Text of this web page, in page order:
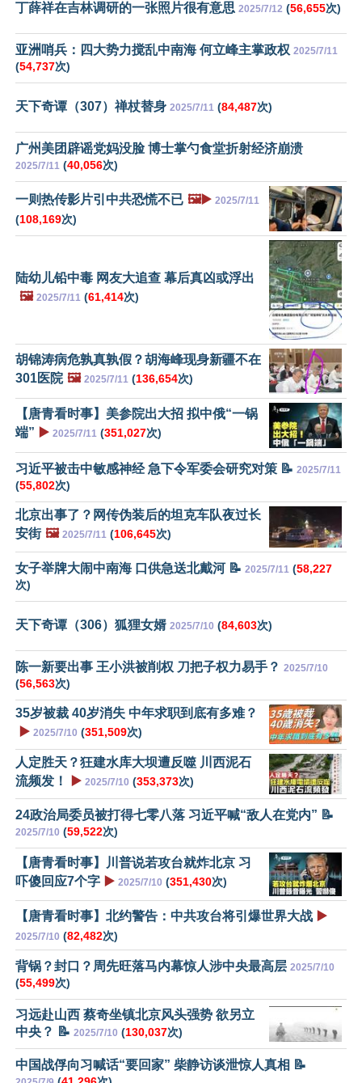
丁薛祥在吉林调研的一张照片很有意思 2025/7/12 (56,655次)
亚洲哨兵：四大势力搅乱中南海 何立峰主掌政权 2025/7/11
(54,737次)
天下奇谭（307）禅杖替身 2025/7/11 (84,487次)
广州美团辟谣党妈没脸 博士掌勺食堂折射经济崩溃
2025/7/11 (40,056次)
一则热传影片引中共恐慌不已 🖼️▶️ 2025/7/11
(108,169次)
陆幼儿铅中毒 网友大追查 幕后真凶或浮出
🖼️ 2025/7/11 (61,414次)
胡锦涛病危孰真孰假？胡海峰现身新疆不在
301医院 🖼️ 2025/7/11 (136,654次)
【唐青看时事】美参院出大招 拟中俄“一锅
端” ▶️ 2025/7/11 (351,027次)
习近平被击中敏感神经 急下令军委会研究对策 📝 2025/7/11
(55,802次)
北京出事了？网传伪装后的坦克车队夜过长
安街 🖼️ 2025/7/11 (106,645次)
女子举牌大闹中南海 口供急送北戴河 📝 2025/7/11 (58,227
次)
天下奇谭（306）狐狸女婿 2025/7/10 (84,603次)
陈一新要出事 王小洪被削权 刀把子权力易手？ 2025/7/10
(56,563次)
35岁被裁 40岁消失 中年求职到底有多难？
▶️ 2025/7/10 (351,509次)
人定胜天？狂建水库大坝遭反噬 川西泥石
流频发！
▶️ 2025/7/10 (353,373次)
24政治局委员被打得七零八落 习近平喊“敌人在党内” 📝
2025/7/10 (59,522次)
【唐青看时事】川普说若攻台就炸北京 习
吓傻回应7个字 ▶️ 2025/7/10 (351,430次)
【唐青看时事】北约警告：中共攻台将引爆世界大战 ▶️
2025/7/10 (82,482次)
背锅？封口？周先旺落马内幕惊人涉中央最高层 2025/7/10
(55,499次)
习远赴山西 蔡奇坐镇北京风头强势 欲另立
中央？ 📝 2025/7/10 (130,037次)
中国战俘向习喊话“要回家” 柴静访谈泄惊人真相 📝